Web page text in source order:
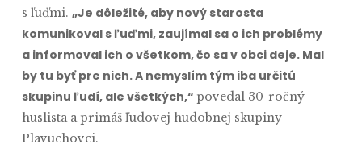
s ľuďmi. „Je dôležité, aby nový starosta
komunikoval s ľuďmi, zaujímal sa o ich problémy
a informoval ich o všetkom, čo sa v obci deje. Mal
by tu byť pre nich. A nemyslím tým iba určitú
skupinu ľudí, ale všetkých,“ povedal 30-ročný
huslista a primáš ľudovej hudobnej skupiny
Plavuchovci.